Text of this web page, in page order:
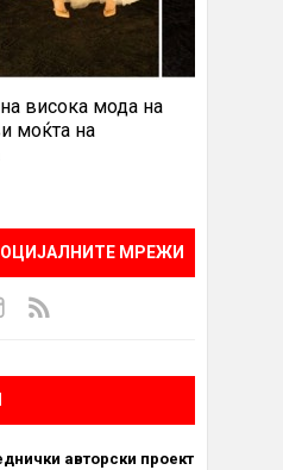
висока мода на
моќта на
МРЕЖИ
авторски проект